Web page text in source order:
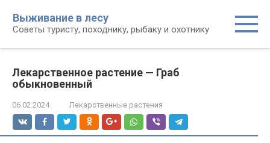
контенту
Выживание в лесу
Советы туристу, походнику, рыбаку и охотнику
Лекарственное растение — Граб
обыкновенный
06.02.2024 Лекарственные растения